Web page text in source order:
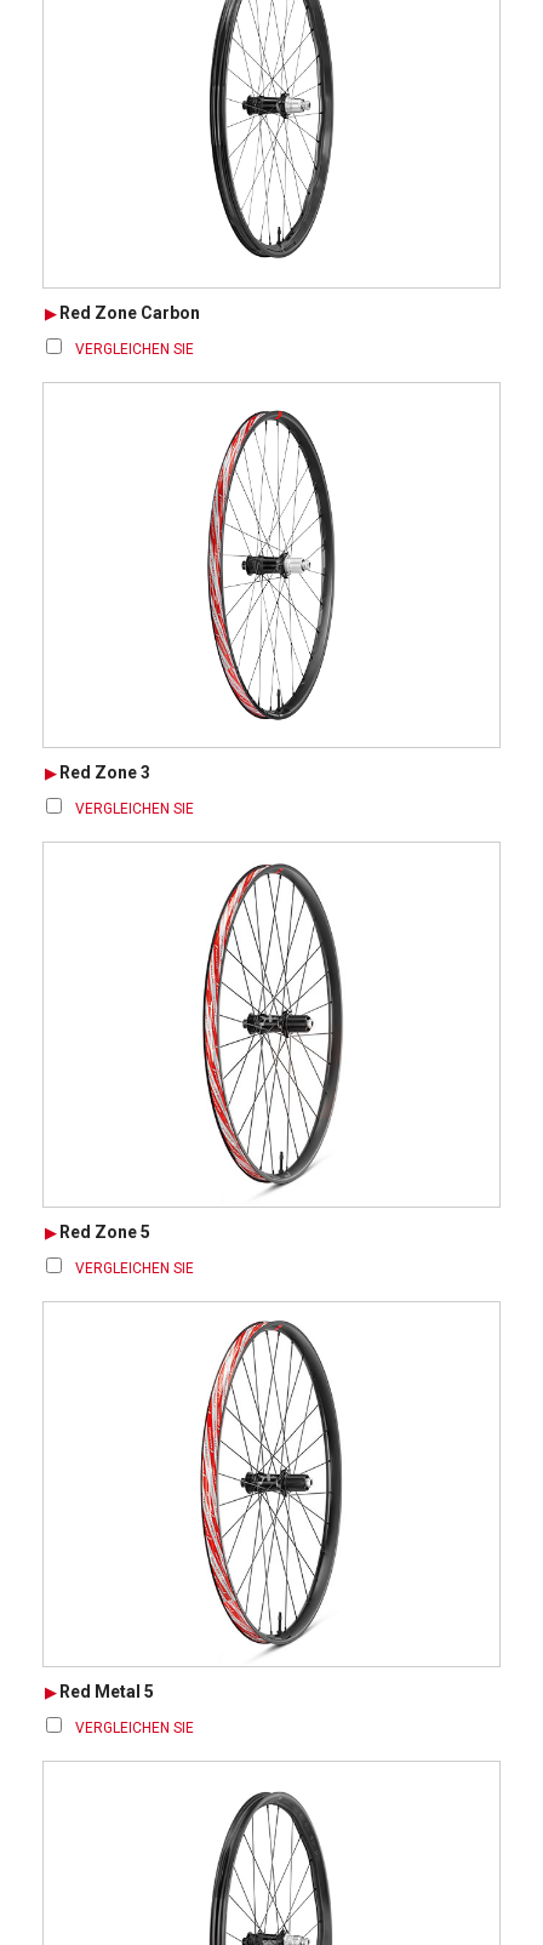
Red Zone Carbon
VERGLEICHEN SIE
Red Zone 3
VERGLEICHEN SIE
Red Zone 5
VERGLEICHEN SIE
Red Metal 5
VERGLEICHEN SIE